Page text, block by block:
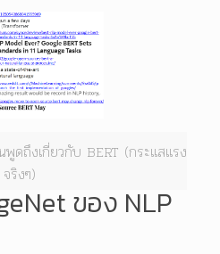
ดถึงเกี่ยวกับ BERT (กระแสแรง
จริงๆ)
ของ NLP